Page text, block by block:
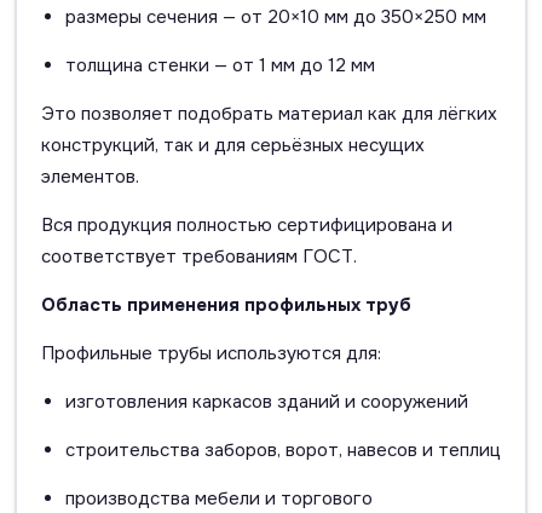
размеры сечения — от 20×10 мм до 350×250 мм
толщина стенки — от 1 мм до 12 мм
Это позволяет подобрать материал как для лёгких
конструкций, так и для серьёзных несущих
элементов.
Вся продукция полностью сертифицирована и
соответствует требованиям ГОСТ.
Область применения профильных труб
Профильные трубы используются для:
изготовления каркасов зданий и сооружений
строительства заборов, ворот, навесов и теплиц
производства мебели и торгового